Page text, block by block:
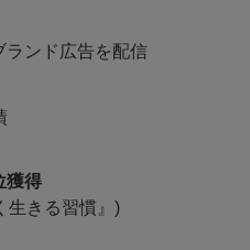
ランド広告を配信
獲得
生きる習慣』)